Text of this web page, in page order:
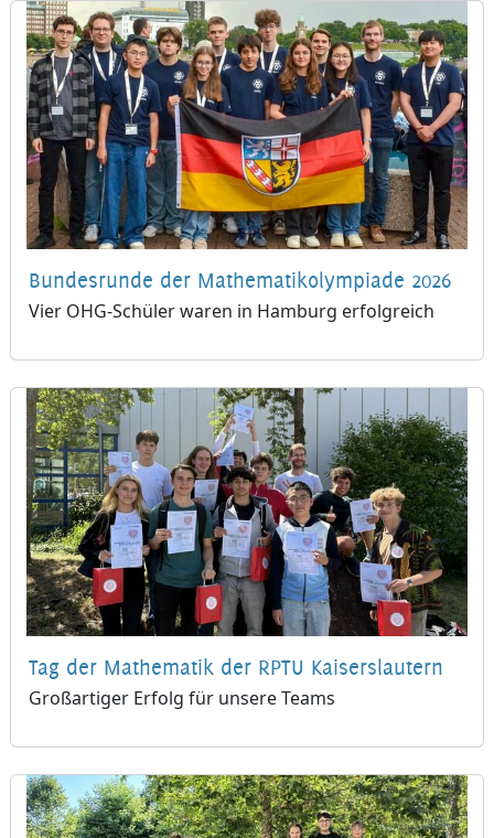
Bundesrunde der Mathematikolympiade 2026
Vier OHG-Schüler waren in Hamburg erfolgreich
Tag der Mathematik der RPTU Kaiserslautern
Großartiger Erfolg für unsere Teams